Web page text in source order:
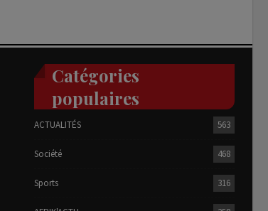
Catégories
populaires
ACTUALITÉS 563
Société 468
Sports 316